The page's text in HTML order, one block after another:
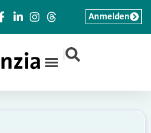
|
Anmelden